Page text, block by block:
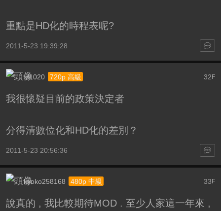
重點是HD化的時程表呢?
2011-5-23 19:39:28
32 F
sf1020 720p 高級
我很懷疑目前的政策決定者
分得清數位化和HD化的差別？
2011-5-23 20:56:36
33 F
kyoko258168 480p 中級
說真的 , 我比較期待MOD . 至少人家這一年來 ,